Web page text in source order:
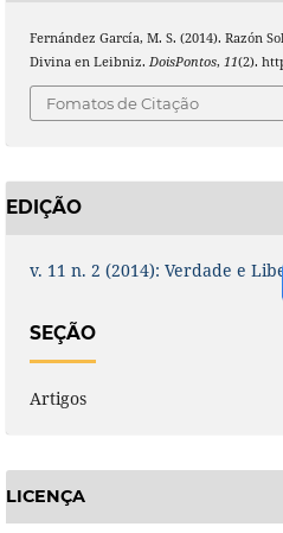
Fernández García, M. S. (2014). Razón
Divina en Leibniz. DoisPontos, 11(2).
Fomatos de Citação
EDIÇÃO
v. 11 n. 2 (2014): Verdade e
SEÇÃO
Artigos
LICENÇA